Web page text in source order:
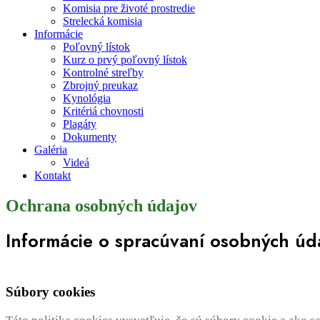
Komisia pre životé prostredie
Strelecká komisia
Informácie
Poľovný lístok
Kurz o prvý poľovný lístok
Kontrolné streľby
Zbrojný preukaz
Kynológia
Kritériá chovnosti
Plagáty
Dokumenty
Galéria
Videá
Kontakt
Ochrana osobných údajov
Informácie o spracúvaní osobných
Súbory cookies